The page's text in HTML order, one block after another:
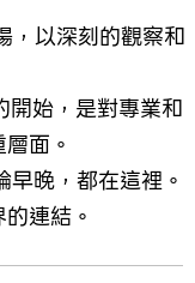
以深刻的觀察和
始，是對專業和
面。
晚，都在這裡。
連結。